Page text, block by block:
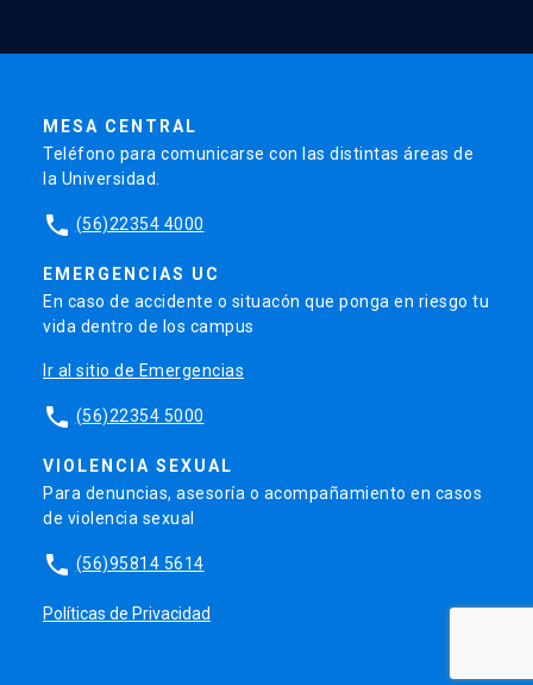
MESA CENTRAL
Teléfono para comunicarse con las distintas áreas de
la Universidad.
phone (56)22354 4000
EMERGENCIAS UC
En caso de accidente o situacón que ponga en riesgo tu
vida dentro de los campus
Ir al sitio de Emergencias
phone (56)22354 5000
VIOLENCIA SEXUAL
Para denuncias, asesoría o acompañamiento en casos
de violencia sexual
phone (56)95814 5614
Políticas de Privacidad